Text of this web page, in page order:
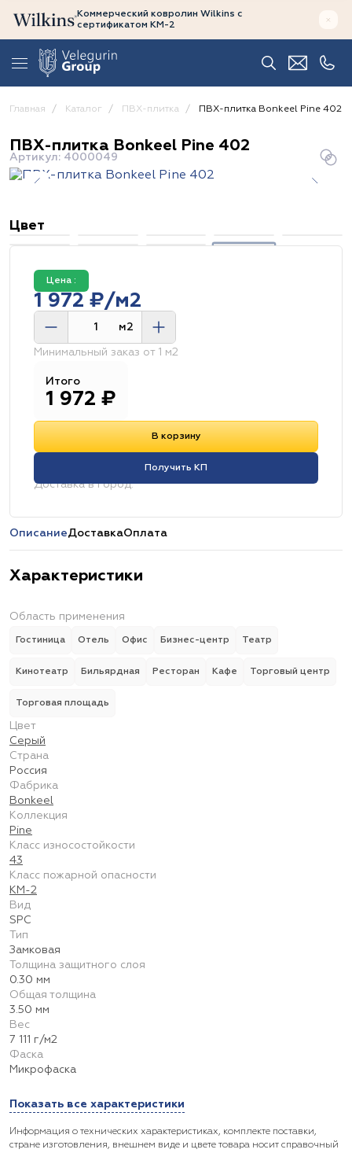
Коммерческий ковролин Wilkins с
сертификатом КМ-2
Главная Каталог ПВХ-плитка ПВХ-плитка Bonkeel Pine 402
ПВХ-плитка Bonkeel Pine 402
Артикул: 4000049
Цвет
Цена :
1 972 ₽/м2
м2
Минимальный заказ от 1 м2
Итого
1 972 ₽
В корзину
Получить КП
Доставка в город:
ОписаниеДоставкаОплата
Характеристики
Область применения
Гостиница Отель Офис Бизнес-центр Театр
Кинотеатр Бильярдная Ресторан Кафе Торговый центр
Торговая площадь
Цвет
Серый
Страна
Россия
Фабрика
Bonkeel
Коллекция
Pine
Класс износостойкости
43
Класс пожарной опасности
КМ-2
Вид
SPC
Тип
Замковая
Толщина защитного слоя
0.30 мм
Общая толщина
3.50 мм
Вес
7 111 г/м2
Фаска
Микрофаска
Показать все характеристики
Информация о технических характеристиках, комплекте поставки,
стране изготовления, внешнем виде и цвете товара носит справочный